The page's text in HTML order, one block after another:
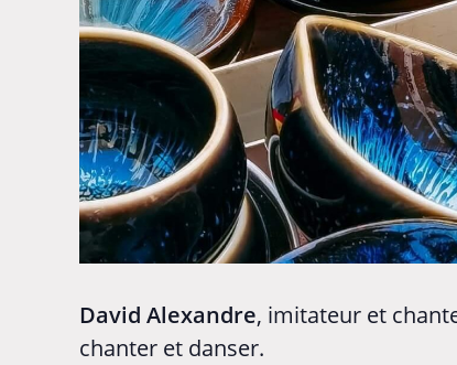
David Alexandre, imitateur et
chanter et danser.